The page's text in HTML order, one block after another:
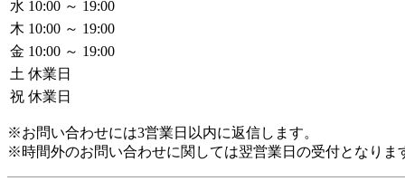
水 10:00 ～ 19:00
木 10:00 ～ 19:00
金 10:00 ～ 19:00
土 休業日
祝 休業日
※お問い合わせには3営業日以内に返信します。
※時間外のお問い合わせに関しては翌営業日の受付となりま